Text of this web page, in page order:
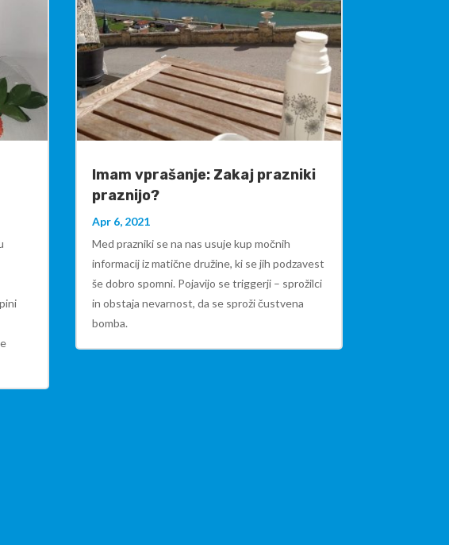
Imam vprašanje: Zakaj prazniki
praznijo?
Apr 6, 2021
Med prazniki se na nas usuje kup močnih
informacij iz matične družine, ki se jih podzavest
še dobro spomni. Pojavijo se triggerji – sprožilci
in obstaja nevarnost, da se sproži čustvena
bomba.